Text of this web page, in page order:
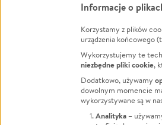
FacebookTwitter
LinkedInTikTok
Informacje o
Korzystamy z plików
urządzenia końcowego
Wykorzystujemy te
niezbędne pliki cookie,
Dodatkowo, używamy
dowolnym momencie
wykorzystywane są w
Analityka –